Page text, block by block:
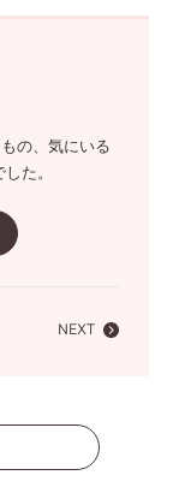
の、気にいる
た。
NEXT